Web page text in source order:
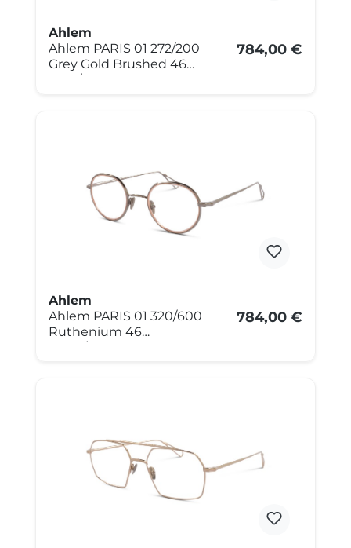
Ahlem
Ahlem PARIS 01 272/200
Grey Gold Brushed 46
Gold/Silber
784,00 €
Ahlem
Ahlem PARIS 01 320/600
Ruthenium 46
Silber/Rosegold
784,00 €